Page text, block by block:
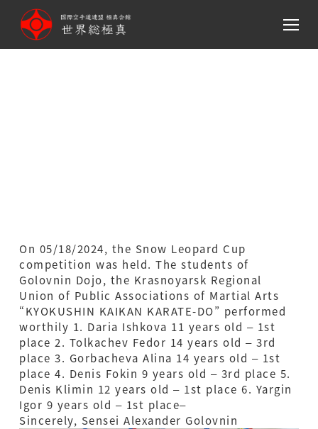
コ
On 05/18/2024, the Snow Leopard Cup
competition was held. The students of
Golovnin Dojo, the Krasnoyarsk Regional
Union of Public Associations of Martial Arts
“KYOKUSHIN KAIKAN KARATE-DO” performed
worthily 1. Daria Ishkova 11 years old – 1st
place 2. Tolkachev Fedor 14 years old – 3rd
place 3. Gorbacheva Alina 14 years old – 1st
place 4. Denis Fokin 9 years old – 3rd place 5.
Denis Klimin 12 years old – 1st place 6. Yargin
Igor 9 years old – 1st place–
Sincerely, Sensei Alexander Golovnin